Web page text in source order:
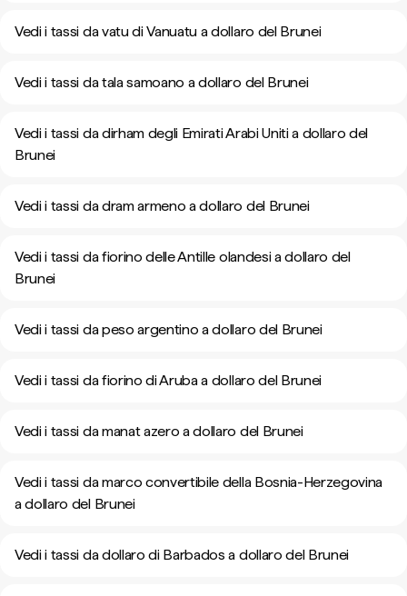
Vedi i tassi da vatu di Vanuatu a dollaro del Brunei
Vedi i tassi da tala samoano a dollaro del Brunei
Vedi i tassi da dirham degli Emirati Arabi Uniti a dollaro del
Brunei
Vedi i tassi da dram armeno a dollaro del Brunei
Vedi i tassi da fiorino delle Antille olandesi a dollaro del
Brunei
Vedi i tassi da peso argentino a dollaro del Brunei
Vedi i tassi da fiorino di Aruba a dollaro del Brunei
Vedi i tassi da manat azero a dollaro del Brunei
Vedi i tassi da marco convertibile della Bosnia-Herzegovina
a dollaro del Brunei
Vedi i tassi da dollaro di Barbados a dollaro del Brunei